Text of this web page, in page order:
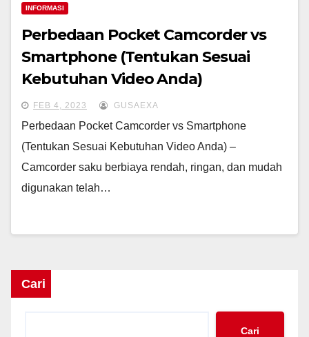
INFORMASI
Perbedaan Pocket Camcorder vs
Smartphone (Tentukan Sesuai
Kebutuhan Video Anda)
FEB 4, 2023 GUSAEXA
Perbedaan Pocket Camcorder vs Smartphone
(Tentukan Sesuai Kebutuhan Video Anda) –
Camcorder saku berbiaya rendah, ringan, dan mudah
digunakan telah…
Cari
Cari